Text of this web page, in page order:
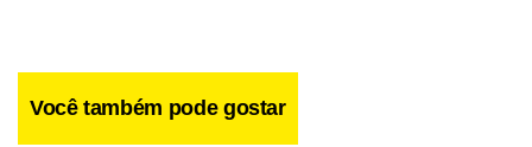
Você também pode gostar